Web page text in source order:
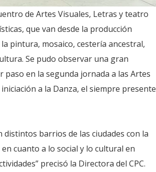
de Artes Visuales, Letras y teatro
que van desde la producción
pintura, mosaico, cestería ancestral,
Se pudo observar una gran
en la segunda jornada a las Artes
a la Danza, el siempre presente
barrios de las ciudades con la
cuanto a lo social y lo cultural en
precisó la Directora del CPC.